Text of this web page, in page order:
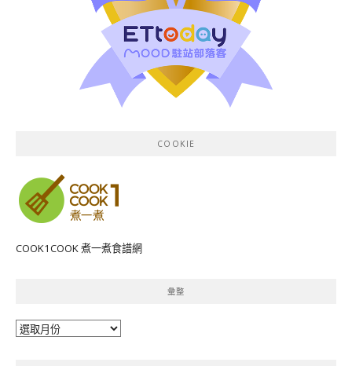
COOKIE
COOK1COOK 煮一煮食譜網
彙整
彙